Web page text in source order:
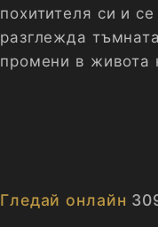
похитителя си и
разглежда
промени в живота
Гледай онлайн